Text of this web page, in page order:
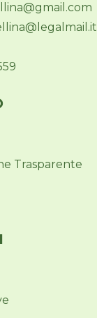
Trasparente